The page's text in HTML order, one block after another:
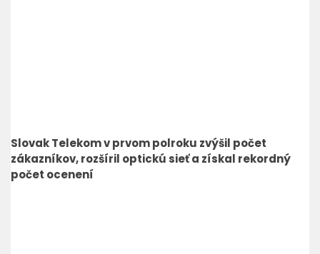
Slovak Telekom v prvom polroku zvýšil počet
zákazníkov, rozšíril optickú sieť a získal rekordný
počet ocenení